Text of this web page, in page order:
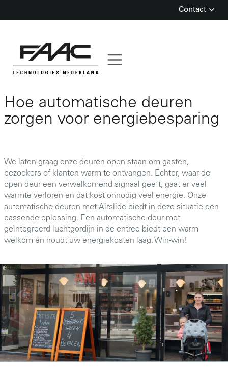
to
content
Contact
Hoe automatische deuren
zorgen voor energiebesparing
We laten graag onze deuren open staan om gasten,
bezoekers of klanten warm te ontvangen. Echter, waar de
open deur een verwelkomend signaal geeft, gaat er veel
warmte verloren en dat kost onnodig veel energie. Onze
automatische deuren met Airslide biedt in deze situatie een
passende oplossing. Een automatische deur met
geïntegreerd luchtgordijn in de entree biedt een warm
welkom én houdt uw energiekosten laag. Win-win!